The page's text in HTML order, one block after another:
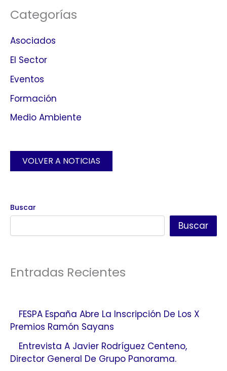
Categorías
Asociados
El Sector
Eventos
Formación
Medio Ambiente
VOLVER A NOTICIAS
Buscar
Buscar
Entradas Recientes
FESPA España Abre La Inscripción De Los X
Premios Ramón Sayans
Entrevista A Javier Rodríguez Centeno,
Director General De Grupo Panorama.